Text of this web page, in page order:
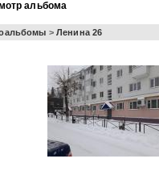
альбома
>Ленина 26